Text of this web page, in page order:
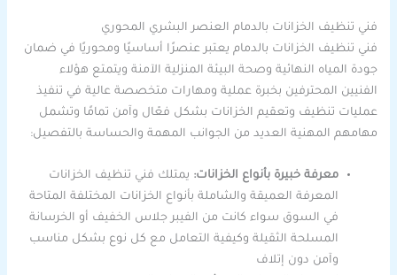
فني تنظيف الخزانات بالدمام العنصر البشري المحوري
فني تنظيف الخزانات بالدمام يعتبر عنصرًا أساسيًا ومحوريًا في ضمان
جودة المياه النهائية وصحة البيئة المنزلية الآمنة ويتمتع هؤلاء
الفنيين المحترفين بخبرة عملية ومهارات متخصصة عالية في تنفيذ
عمليات تنظيف وتعقيم الخزانات بشكل فعّال وآمن تمامًا وتشمل
مهامهم المهنية العديد من الجوانب المهمة والحساسة بالتفصيل:
معرفة خبيرة بأنواع الخزانات: يمتلك فني تنظيف الخزانات
المعرفة العميقة والشاملة بأنواع الخزانات المختلفة المتاحة
في السوق سواء كانت من الفيبر جلاس الخفيف أو الخرسانة
المسلحة الثقيلة وكيفية التعامل مع كل نوع بشكل مناسب
وآمن دون إتلاف